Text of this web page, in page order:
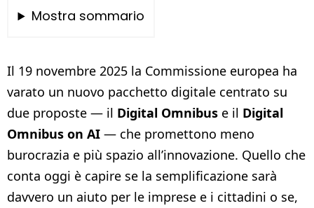
Mostra sommario
Il 19 novembre 2025 la Commissione europea ha
varato un nuovo pacchetto digitale centrato su
due proposte — il Digital Omnibus e il Digital
Omnibus on AI — che promettono meno
burocrazia e più spazio all’innovazione. Quello che
conta oggi è capire se la semplificazione sarà
davvero un aiuto per le imprese e i cittadini o se,